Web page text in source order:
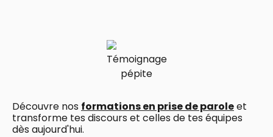
Témoignage
pépite
Découvre nos formations en prise de paroleet
transforme tes discours et celles de tes équipes
dès aujourd'hui.